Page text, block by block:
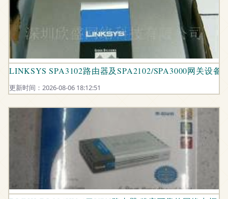
LINKSYS SPA3102路由器及SPA2102/SPA3000网关设备
更新时间：2026-08-06 18:12:51